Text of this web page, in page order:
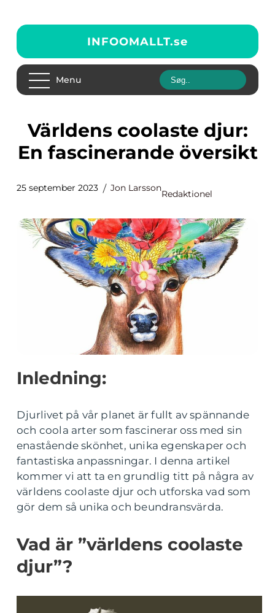
INFOOMALLT.se
Menu
Världens coolaste djur:
En fascinerande översikt
25 september 2023 Jon Larsson
Redaktionel
Inledning:
Djurlivet på vår planet är fullt av spännande
och coola arter som fascinerar oss med sin
enastående skönhet, unika egenskaper och
fantastiska anpassningar. I denna artikel
kommer vi att ta en grundlig titt på några av
världens coolaste djur och utforska vad som
gör dem så unika och beundransvärda.
Vad är ”världens coolaste
djur”?